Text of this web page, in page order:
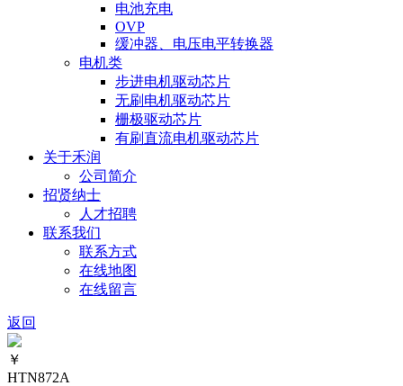
电池充电
OVP
缓冲器、电压电平转换器
电机类
步进电机驱动芯片
无刷电机驱动芯片
栅极驱动芯片
有刷直流电机驱动芯片
关于禾润
公司简介
招贤纳士
人才招聘
联系我们
联系方式
在线地图
在线留言
返回
￥
HTN872A